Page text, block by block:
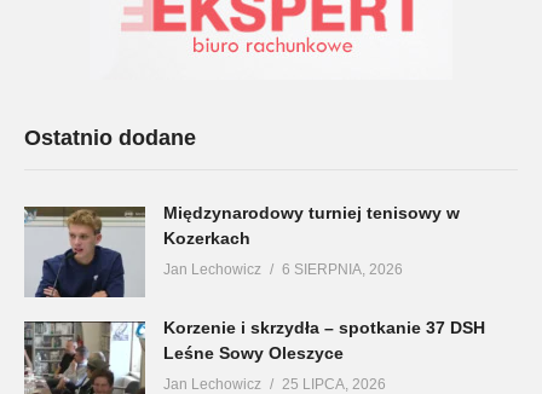
Ostatnio dodane
Międzynarodowy turniej tenisowy w
Kozerkach
Jan Lechowicz 6 SIERPNIA, 2026
Korzenie i skrzydła – spotkanie 37 DSH
Leśne Sowy Oleszyce
Jan Lechowicz 25 LIPCA, 2026